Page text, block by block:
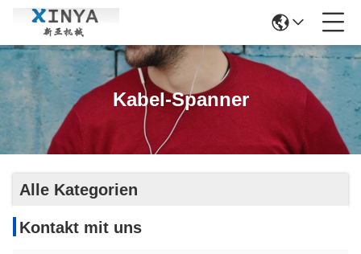
Kabel-Spanner
Alle Kategorien
Kontakt mit uns